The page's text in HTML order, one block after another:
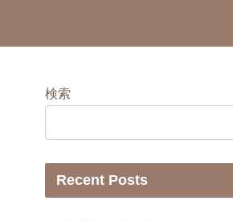
検索
Recent Posts